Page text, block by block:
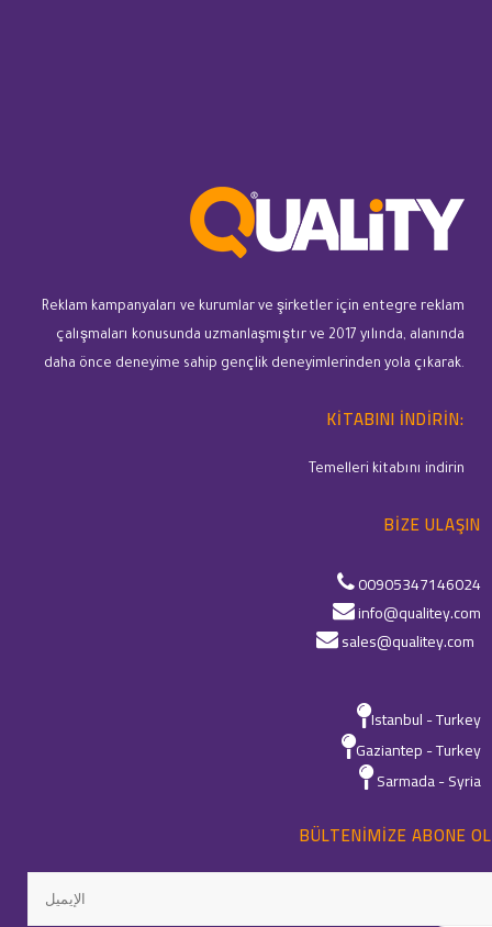
Reklam kampanyaları ve kurumlar ve şirketler için entegre reklam
çalışmaları konusunda uzmanlaşmıştır ve 2017 yılında, alanında
daha önce deneyime sahip gençlik deneyimlerinden yola çıkarak.
KITABINI INDIRIN:
Temelleri kitabını indirin
BIZE ULAŞIN
00905347146024
info@qualitey.com
sales@qualitey.com
Istanbul - Turkey
Gaziantep - Turkey
Sarmada - Syria
BÜLTENIMIZE ABONE